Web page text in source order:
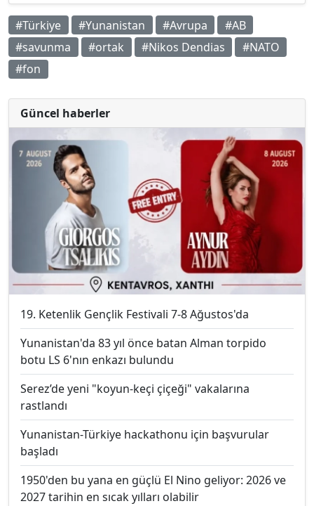
#Türkiye #Yunanistan #Avrupa
#AB
#savunma
#ortak #Nikos Dendias
#NATO
#fon
Güncel haberler
19. Ketenlik Gençlik Festivali 7-8 Ağustos'da
Yunanistan'da 83 yıl önce batan Alman torpido
botu LS 6'nın enkazı bulundu
Serez’de yeni "koyun-keçi çiçeği" vakalarına
rastlandı
Yunanistan-Türkiye hackathonu için başvurular
başladı
1950'den bu yana en güçlü El Nino geliyor: 2026 ve
2027 tarihin en sıcak yılları olabilir